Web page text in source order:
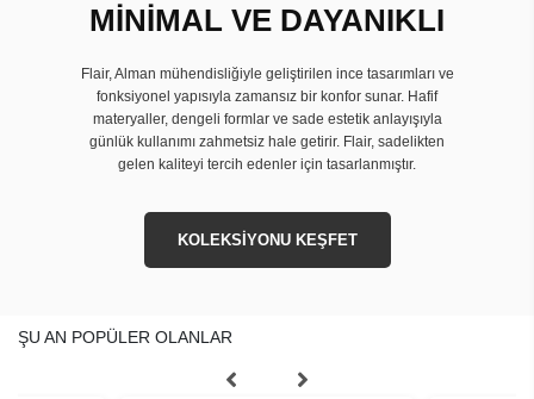
MİNİMAL VE DAYANIKLI
Flair, Alman mühendisliğiyle geliştirilen ince tasarımları ve
fonksiyonel yapısıyla zamansız bir konfor sunar. Hafif
materyaller, dengeli formlar ve sade estetik anlayışıyla
günlük kullanımı zahmetsiz hale getirir. Flair, sadelikten
gelen kaliteyi tercih edenler için tasarlanmıştır.
KOLEKSİYONU KEŞFET
ŞU AN POPÜLER OLANLAR